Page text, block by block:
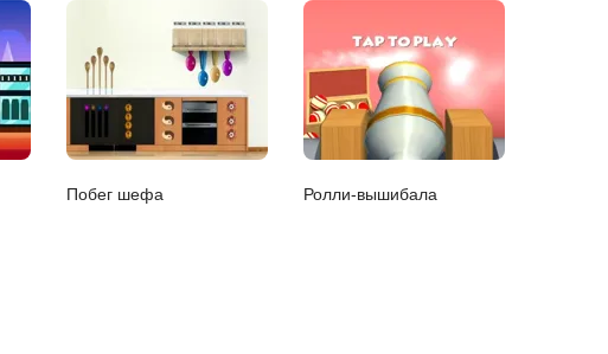
Побег шефа Ролли-вышибала